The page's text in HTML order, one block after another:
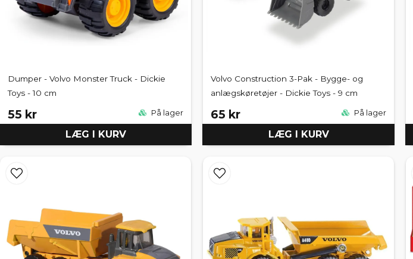
Dumper - Volvo Monster Truck - Dickie
Toys - 10 cm
55 kr På lager
LÆG I KURV
Volvo Construction 3-Pak - Bygge- og
anlægskøretøjer - Dickie Toys - 9 cm
65 kr På lager
LÆG I KURV